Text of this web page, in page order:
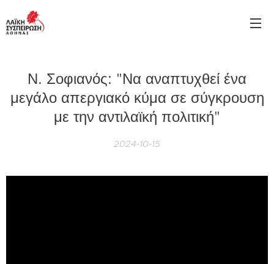
Ν. Σοφιανός: "Να αναπτυχθεί ένα
μεγάλο απεργιακό κύμα σε σύγκρουση
με την αντιλαϊκή πολιτική"
2024-10-15